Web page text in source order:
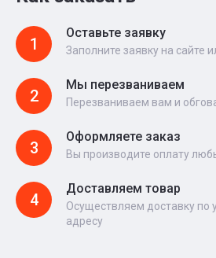
1
Оставьте заявку
Заполните заявку на сайте
2
Мы перезваниваем
Перезваниваем вам и
3
Оформляете заказ
Вы производите оплату
4
Доставляем товар
Осуществляем доставку по
адресу